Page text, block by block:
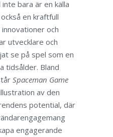
bara är en källa
en kraftfull
och
utvecklare och
se på spel som en
tidsålder. Bland
Spaceman Game
av den
potential, där
engagerande